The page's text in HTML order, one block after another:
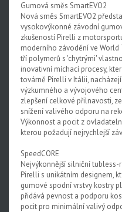
Gumová směs SmartEVO2
Nová směs SmartEVO2
vysokovýkonné závodní
zkušeností Pirelli z
moderního závodění ve World
tří polymerů s 'chytrými'
inovativní míchací procesy,
továrně Pirelli v Itálii,
výzkumného a vývojového
zlepšení celkové přilnavosti,
snížení valivého odporu na
Výkonnost a pocit z
kterou požadují nejrychlejší
SpeedCORE
Nejvýkonnější silniční tubless-
Pirelli s unikátním designem,
gumové spodní vrstvy kostry
přidává pevnost a podporu
pocit pro minimální valivý